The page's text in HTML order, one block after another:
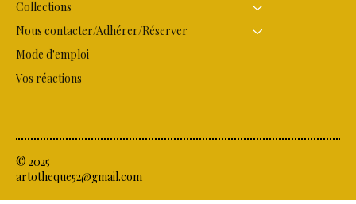
Collections
Nous contacter/Adhérer/Réserver
Mode d'emploi
Vos réactions
© 2025
artotheque52@gmail.com